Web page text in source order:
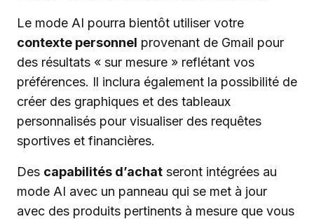
Le mode AI pourra bientôt utiliser votre
contexte personnel provenant de Gmail pour
des résultats « sur mesure » reflétant vos
préférences. Il inclura également la possibilité de
créer des graphiques et des tableaux
personnalisés pour visualiser des requêtes
sportives et financières.
Des capabilités d’achat seront intégrées au
mode AI avec un panneau qui se met à jour
avec des produits pertinents à mesure que vous